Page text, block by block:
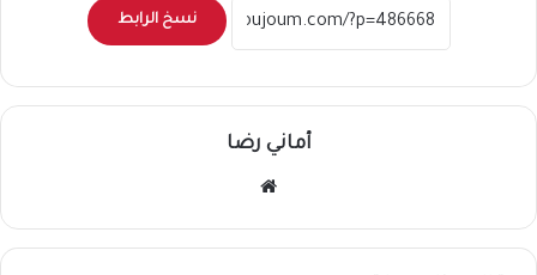
نسخ الرابط
أماني رضا